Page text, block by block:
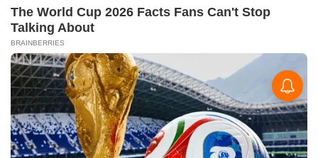
The World Cup 2026 Facts Fans Can't Stop
Talking About
BRAINBERRIES